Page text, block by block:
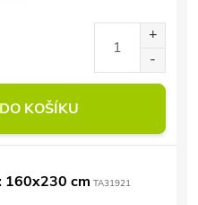
KOŠÍKU
160x230 cm TA31921